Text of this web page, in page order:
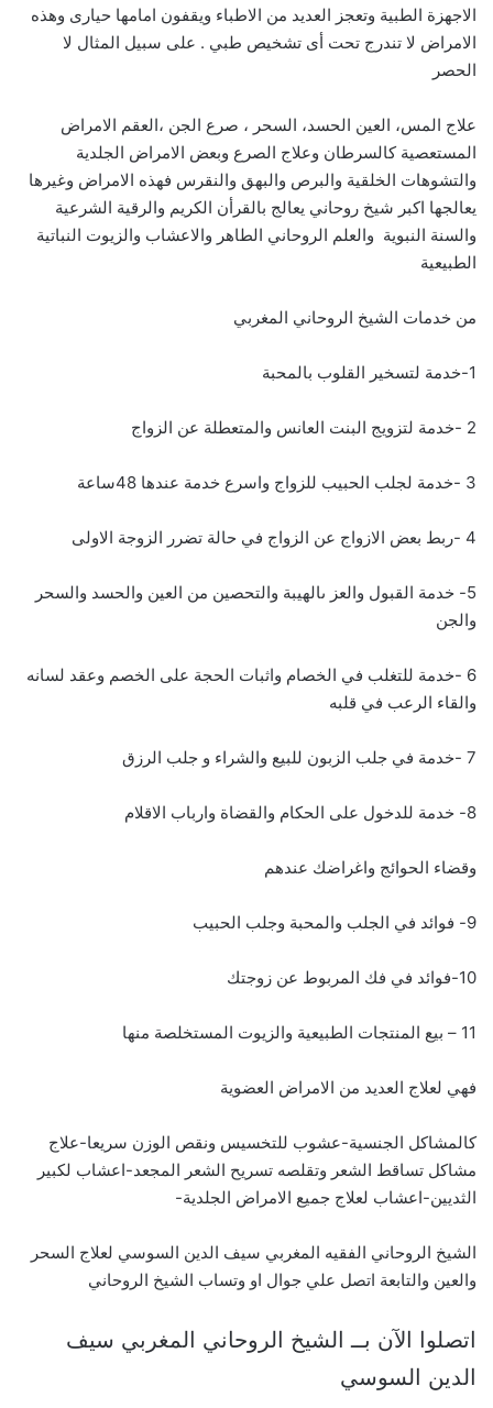
الاجهزة الطبية وتعجز العديد من الاطباء ويقفون امامها حيارى وهذه
الامراض لا تندرج تحت أى تشخيص طبي . على سبيل المثال لا
الحصر
علاج المس، العين الحسد، السحر ، صرع الجن ،العقم الامراض
المستعصية كالسرطان وعلاج الصرع وبعض الامراض الجلدية
والتشوهات الخلقية والبرص والبهق والنقرس فهذه الامراض وغيرها
يعالجها اكبر شيخ روحاني يعالج بالقرأن الكريم والرقية الشرعية
والسنة النبوية والعلم الروحاني الطاهر والاعشاب والزيوت النباتية
الطبيعية
من خدمات الشيخ الروحاني المغربي
1-خدمة لتسخير القلوب بالمحبة
2 -خدمة لتزويج البنت العانس والمتعطلة عن الزواج
3 -خدمة لجلب الحبيب للزواج واسرع خدمة عندها 48ساعة
4 -ربط بعض الازواج عن الزواج في حالة تضرر الزوجة الاولى
5- خدمة القبول والعز ىالهيبة والتحصين من العين والحسد والسحر
والجن
6 -خدمة للتغلب في الخصام واثبات الحجة على الخصم وعقد لسانه
والقاء الرعب في قلبه
7 -خدمة في جلب الزبون للبيع والشراء و جلب الرزق
8- خدمة للدخول على الحكام والقضاة وارباب الاقلام
وقضاء الحوائج واغراضك عندهم
9- فوائد في الجلب والمحبة وجلب الحبيب
10-فوائد في فك المربوط عن زوجتك
11 – بيع المنتجات الطبيعية والزيوت المستخلصة منها
فهي لعلاج العديد من الامراض العضوية
كالمشاكل الجنسية-عشوب للتخسيس ونقص الوزن سريعا-علاج
مشاكل تساقط الشعر وتقلصه تسريح الشعر المجعد-اعشاب لكبير
الثديين-اعشاب لعلاج جميع الامراض الجلدية-
الشيخ الروحاني الفقيه المغربي سيف الدين السوسي لعلاج السحر
والعين والتابعة اتصل علي جوال او وتساب الشيخ الروحاني
اتصلوا الآن بــ الشيخ الروحاني المغربي سيف
الدين السوسي